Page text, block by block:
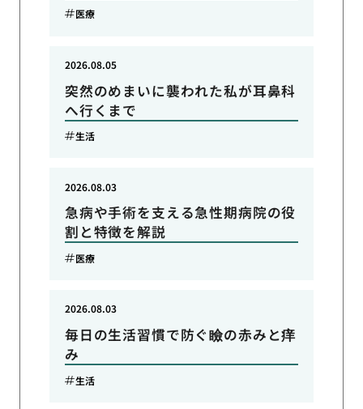
医療
突然のめまいに襲われた私が耳鼻科
へ行くまで
2026.08.05
生活
急病や手術を支える急性期病院の役
割と特徴を解説
2026.08.03
医療
毎日の生活習慣で防ぐ瞼の赤みと痒
み
2026.08.03
生活